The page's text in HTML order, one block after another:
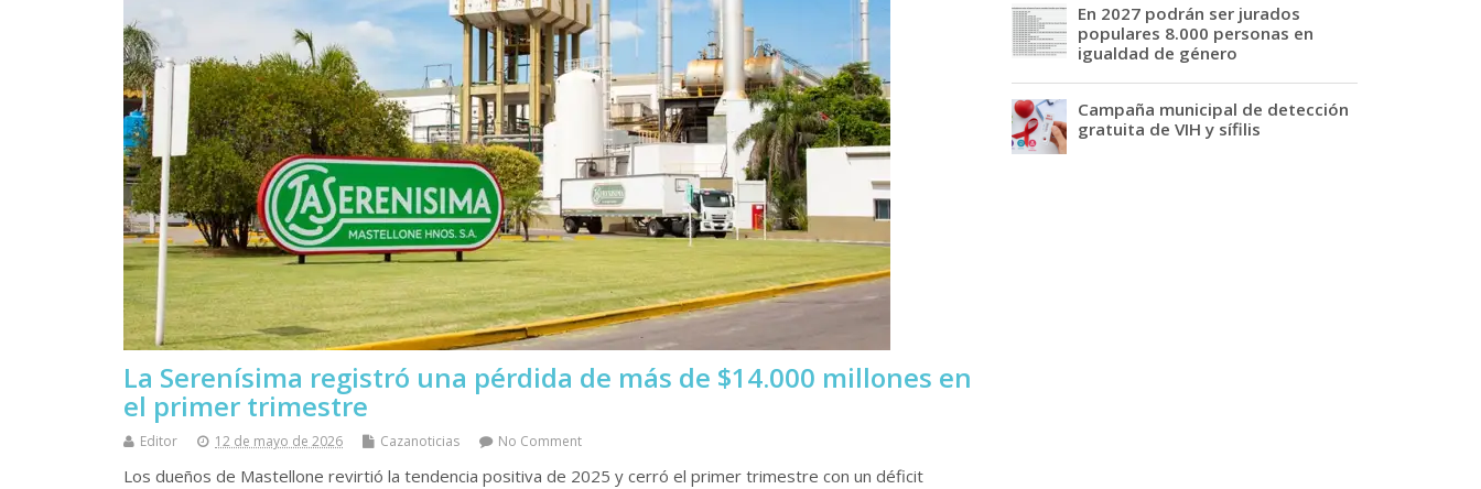
La Serenísima registró una pérdida de más de $14.000 millones en
el primer trimestre
Editor 12 de mayo de 2026 Cazanoticias No Comment
Los dueños de Mastellone revirtió la tendencia positiva de 2025 y cerró el primer trimestre con un déficit
En 2027 podrán ser jurados
populares 8.000 personas en
igualdad de género
Campaña municipal de detección
gratuita de VIH y sífilis